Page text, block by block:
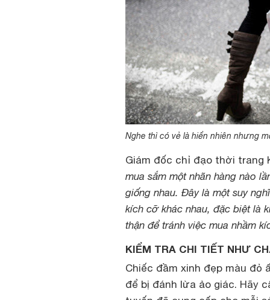
Nghe thì có vẻ là hiển nhiên nhưng
Giám đốc chỉ đạo thời trang
mua sắm một nhãn hàng nào
giống nhau. Đây là một suy
kích cỡ khác nhau, đặc biệt là
thận để tránh việc mua nhầm
KIỂM TRA CHI TIẾT NHƯ
Chiếc đầm xinh đẹp màu đỏ
để bị đánh lừa ảo giác. Hãy